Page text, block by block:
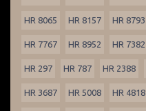
HR 8065 HR 8157 HR 8793
HR 7767 HR 8952 HR 7382
HR 297 HR 787 HR 2388
HR 3687 HR 5008 HR 4818